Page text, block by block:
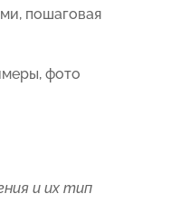
пошаговая
фото
и их тип